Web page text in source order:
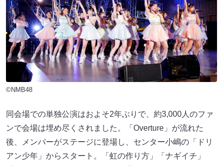
©NMB48
同会場での単独公演はおよそ2年ぶりで、約3,000人のファ
ンで会場は埋め尽くされました。「Overture」が流れた
後、メンバーがステージに登場し、センター小嶋の「ドリ
アン少年」からスタート。「虹の作り方」「ナギイチ」